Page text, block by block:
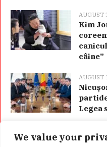
We value your
AUGUST
Kim
câine”
AUGUST
Legea
Categorii